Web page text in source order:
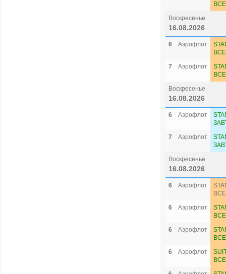
Воскресенье
16.08.2026
6 Аэрофлот
7
Аэрофлот
Воскресенье
16.08.2026
6 Аэрофлот
7
Аэрофлот
Воскресенье
16.08.2026
6 Аэрофлот
6
Аэрофлот
6
Аэрофлот
6
Аэрофлот